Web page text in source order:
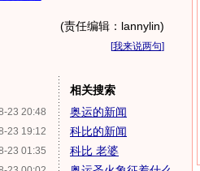
(责任编辑：lannylin)
[我来说两句]
23 20:48
23 19:12
23 01:35
相关搜索
奥运的新闻
科比的新闻
科比 老婆